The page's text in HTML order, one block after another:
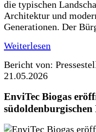
die typischen
Architektur und
Generationen. Der
Weiterlesen
Bericht von:
21.05.2026
EnviTec Biogas